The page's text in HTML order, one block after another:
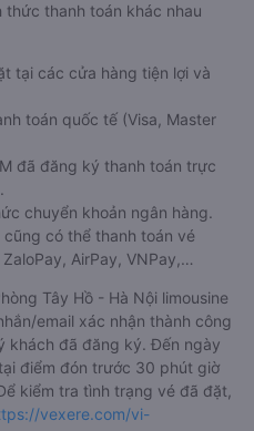
thức thanh toán khác nhau
tại các cửa hàng tiện lợi và
toán quốc tế (Visa, Master
đã đăng ký thanh toán trực
chuyển khoản ngân hàng.
có thể thanh toán vé
AirPay, VNPay,…
Tây Hồ - Hà Nội limousine
email xác nhận thành công
khách đã đăng ký. Đến ngày
điểm đón trước 30 phút giờ
kiểm tra tình trạng vé đã đặt,
vexere.com/vi-